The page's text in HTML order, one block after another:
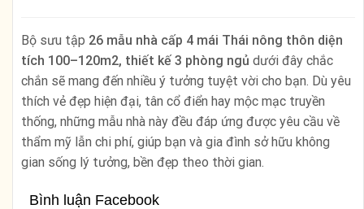
Bộ sưu tập 26 mẫu nhà cấp 4 mái Thái nông thôn diện
tích 100–120m2, thiết kế 3 phòng ngủ dưới đây chắc
chắn sẽ mang đến nhiều ý tưởng tuyệt vời cho bạn. Dù yêu
thích vẻ đẹp hiện đại, tân cổ điển hay mộc mạc truyền
thống, những mẫu nhà này đều đáp ứng được yêu cầu về
thẩm mỹ lẫn chi phí, giúp bạn và gia đình sở hữu không
gian sống lý tưởng, bền đẹp theo thời gian.
Bình luận Facebook